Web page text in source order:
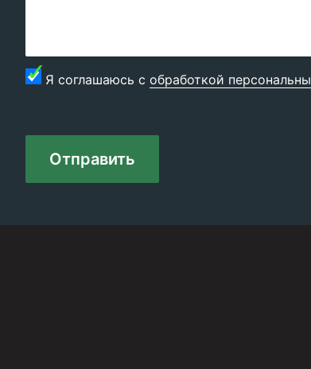
Я соглашаюсь с обработкой
Отправить